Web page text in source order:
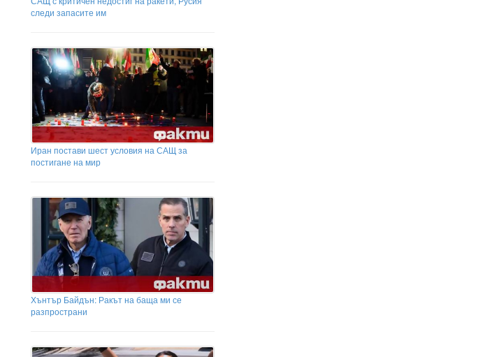
следи запасите им
Иран постави шест условия на САЩ за
постигане на мир
Хънтър Байдън: Ракът на баща ми се
разпространи